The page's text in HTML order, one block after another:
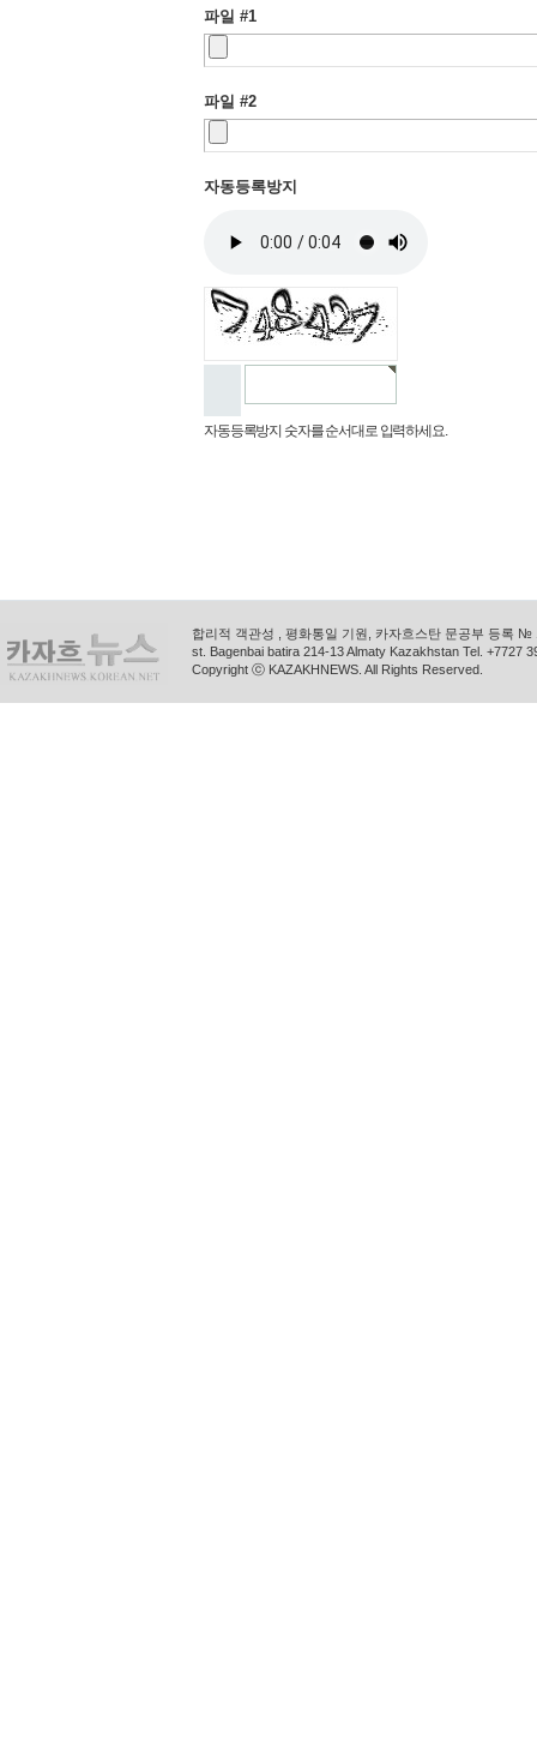
파일 #1
파일 #2
자동등록방지
자동등록방지 숫자를 순서대로 입력하세요.
합리적 객관성 , 평화통일 기원, 카자흐스탄 문공부 등록
st. Bagenbai batira 214-13 Almaty Kazakhstan Tel. +7727
Copyright ⓒ KAZAKHNEWS. All Rights Reserved.